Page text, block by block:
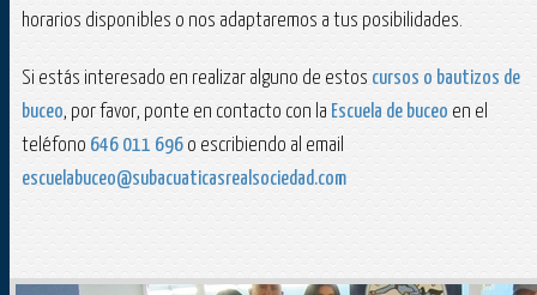
horarios disponibles o nos adaptaremos a tus posibilidades.
Si estás interesado en realizar alguno de estos cursos o bautizos de
buceo, por favor, ponte en contacto con la Escuela de buceo en el
teléfono 646 011 696 o escribiendo al email
escuelabuceo@subacuaticasrealsociedad.com